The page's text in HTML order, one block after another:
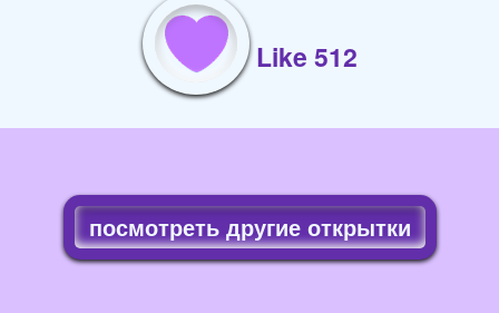
Like 512
посмотреть другие открытки